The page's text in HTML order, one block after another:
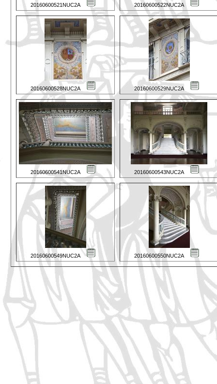
20160600521NUC2A 20160600522NUC2A
20160600528NUC2A 20160600529NUC2A
20160600541NUC2A 20160600543NUC2A
20160600549NUC2A 20160600550NUC2A